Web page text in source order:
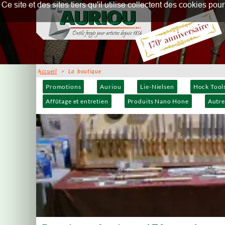
Promotions Auriou Lie-Nielsen Hock
Affûtage et entretien
Produits Nano Hone
Accueil > La boutique
Ce site et des sites tiers qu'il utilise collectent des cookies